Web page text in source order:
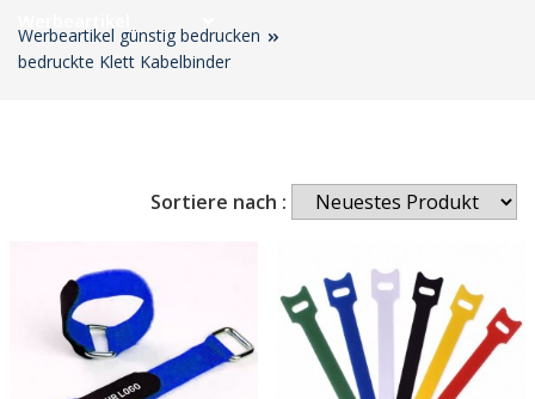
Werbeartikel günstig bedrucken
bedruckte Klett Kabelbinder
Sortiere nach :